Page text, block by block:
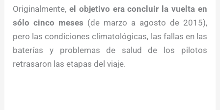
Originalmente, el objetivo era concluir la vuelta en
sólo cinco meses (de marzo a agosto de 2015),
pero las condiciones climatológicas, las fallas en las
baterías y problemas de salud de los pilotos
retrasaron las etapas del viaje.